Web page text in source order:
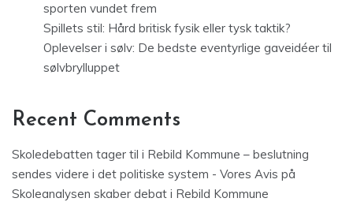
sporten vundet frem
Spillets stil: Hård britisk fysik eller tysk taktik?
Oplevelser i sølv: De bedste eventyrlige gaveidéer til
sølvbrylluppet
Recent Comments
Skoledebatten tager til i Rebild Kommune – beslutning
sendes videre i det politiske system - Vores Avis på
Skoleanalysen skaber debat i Rebild Kommune